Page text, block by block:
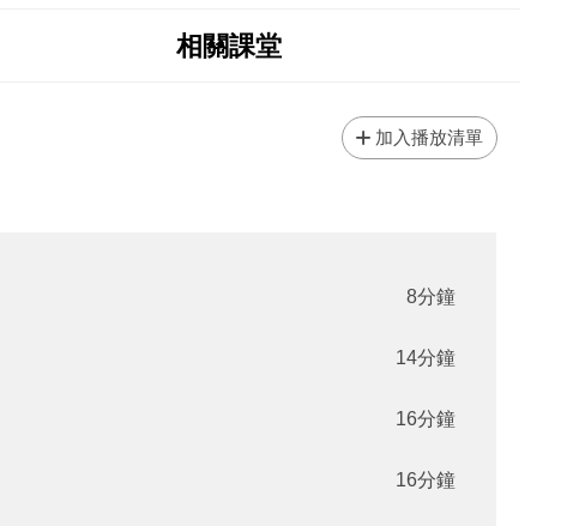
相關課堂
加入播放清單
8分鐘
14分鐘
16分鐘
16分鐘